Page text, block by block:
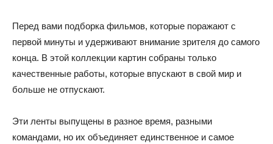
Перед вами подборка фильмов, которые поражают с
первой минуты и удерживают внимание зрителя до самого
конца. В этой коллекции картин собраны только
качественные работы, которые впускают в свой мир и
больше не отпускают.
Эти ленты выпущены в разное время, разными
командами, но их объединяет единственное и самое